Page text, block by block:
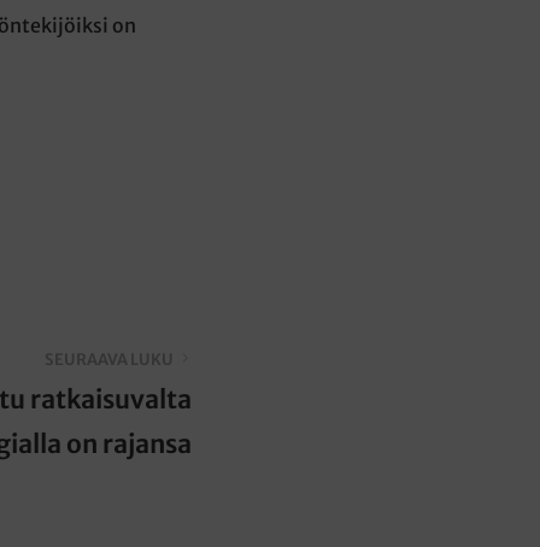
on
SEURAAVA LUKU
ratkaisuvalta
on rajansa